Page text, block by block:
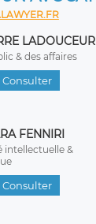
LADOUCEUR
& des affaires
Consulter
FENNIRI
intellectuelle &
Consulter